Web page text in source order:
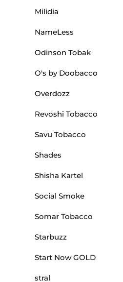
Milidia
NameLess
Odinson Tobak
O's by Doobacco
Overdozz
Revoshi Tobacco
Savu Tobacco
Shades
Shisha Kartel
Social Smoke
Somar Tobacco
Starbuzz
Start Now GOLD
stral